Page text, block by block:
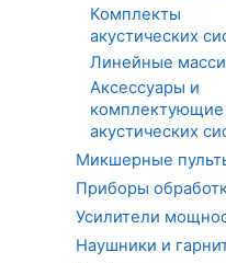
Комплекты
акустических
Линейные
Аксессуары и
комплектующие
акустических
Микшерные
Приборы
Усилители
Наушники и